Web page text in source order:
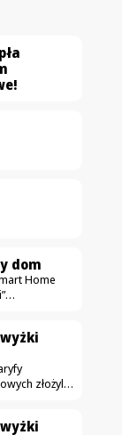
dom
Home
sprzętów
jak
częściej
złożyli
Podwyżki